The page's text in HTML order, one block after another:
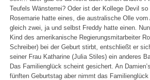
Teufels Wänsterrei? Oder ist der Kollege Devil so
Rosemarie hatte eines, die australische Olle
gleich zwei, ja und selbst Freddy hatte einen.
Kind des amerikanische Regierungsmitarbeiter
Schreiber) bei der Geburt stirbt, entschließt er
seiner Frau Katharine (Julia Stiles) ein anderes
Das Familienglück scheint gesichert. An
fünften Geburtstag aber nimmt das Familienglück